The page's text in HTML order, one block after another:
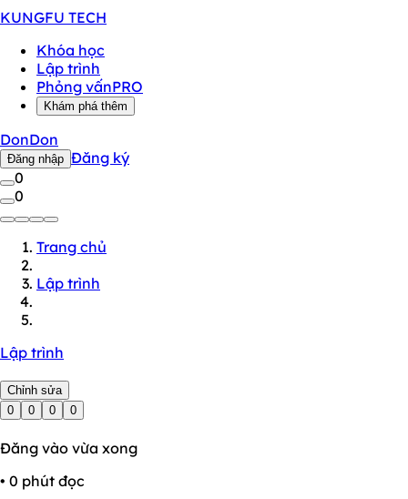
KUNGFU TECH
Khóa học
Lập trình
Phỏng vấnPRO
Khám phá thêm
DonDon
Đăng nhập Đăng ký
0
0
Trang chủ
Lập trình
Lập trình
Chỉnh sửa
0
0 0 0
Đăng vào vừa xong
• 0 phút đọc